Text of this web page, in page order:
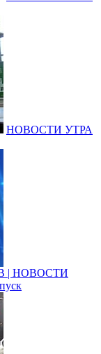
НОВОСТИ УТРА
| НОВОСТИ